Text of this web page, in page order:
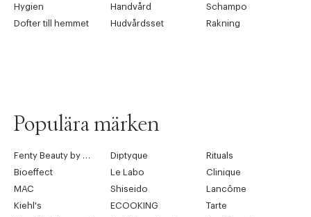
Hygien
Handvård
Schampo
Dofter till hemmet
Hudvårdsset Rakning
Populära märken
Fenty Beauty by Rihanna Diptyque
Rituals
Bioeffect
Le Labo
Clinique
MAC
Shiseido
Lancôme
Kiehl's
ECOOKING
Tarte